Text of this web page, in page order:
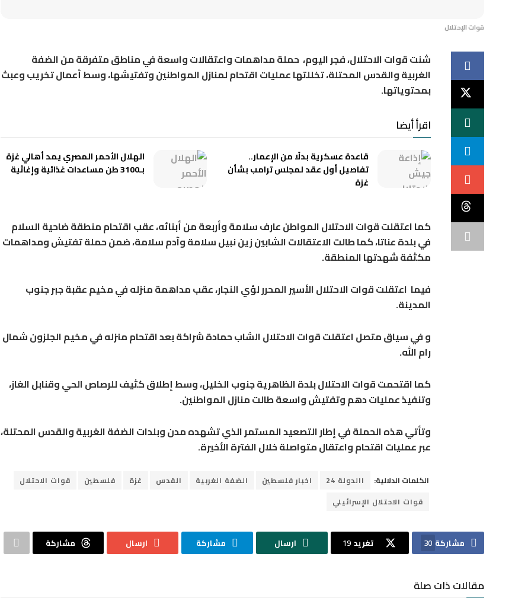
قوات الإحتلال
شنت قوات الاحتلال، فجر اليوم، حملة مداهمات واعتقالات واسعة في مناطق متفرقة من الضفة
الغربية والقدس المحتلة، تخللتها عمليات اقتحام لمنازل المواطنين وتفتيشها، وسط أعمال تخريب وعبث
بمحتوياتها.
اقرأ أيضا
قاعدة عسكرية بدلًا من الإعمار..
تفاصيل أول عقد لمجلس ترامب بشأن
غزة
الهلال الأحمر المصري يمد أهالي غزة
بـ3100 طن مساعدات غذائية وإغاثية
كما اعتقلت قوات الاحتلال المواطن عارف سلامة وأربعة من أبنائه، عقب اقتحام منطقة ضاحية السلام
في بلدة عناتا، كما طالت الاعتقالات الشابين زين نبيل سلامة وآدم سلامة، ضمن حملة تفتيش ومداهمات
مكثفة شهدتها المنطقة.
فيما اعتقلت قوات الاحتلال الأسير المحرر لؤي النجار، عقب مداهمة منزله في مخيم عقبة جبر جنوب
المدينة.
و في سياق متصل اعتقلت قوات الاحتلال الشاب حمادة شراكة بعد اقتحام منزله في مخيم الجلزون شمال
رام الله.
كما اقتحمت قوات الاحتلال بلدة الظاهرية جنوب الخليل، وسط إطلاق كثيف للرصاص الحي وقنابل الغاز،
وتنفيذ عمليات دهم وتفتيش واسعة طالت منازل المواطنين.
وتأتي هذه الحملة في إطار التصعيد المستمر الذي تشهده مدن وبلدات الضفة الغربية والقدس المحتلة،
عبر عمليات اقتحام واعتقال متواصلة خلال الفترة الأخيرة.
الكلمات الدلالية: االدولة 24 اخبار فلسطين الضفة الغربية القدس غزة فلسطين
قوات الاحتلال
قوات الاحتلال الإسرائيلي
مشاركة 30 تغريد 19 ارسال مشاركة ارسال مشاركة
مقالات ذات صلة